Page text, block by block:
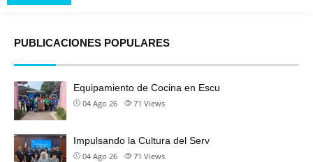
PUBLICACIONES POPULARES
Equipamiento de Cocina en Escu
04 Ago 26 71 Views
Impulsando la Cultura del Serv
04 Ago 26 71 Views